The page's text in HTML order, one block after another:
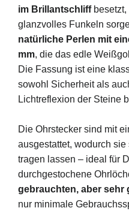
im Brillantschliffbesetzt,
glanzvolles Funkeln
natürliche Perlen mit
mm, die das edle
Die Fassung ist eine
sowohl Sicherheit als
Lichtreflexion der Steine
Die Ohrstecker sind mit
ausgestattet, wodurch
tragen lassen – ideal für
durchgestochene
gebrauchten, aber sehr
nur minimale